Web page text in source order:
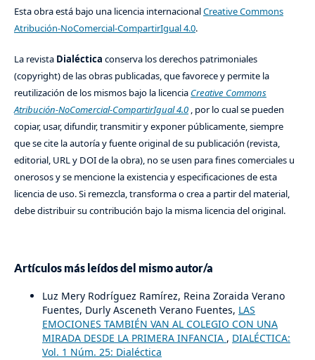
Esta obra está bajo una licencia internacionalCreative Commons
Atribución-NoComercial-CompartirIgual 4.0.
La revista Dialéctica conserva los derechos patrimoniales
(copyright) de las obras publicadas, que favorece y permite la
reutilización de los mismos bajo la licencia Creative Commons
Atribución-NoComercial-CompartirIgual 4.0, por lo cual se pueden
copiar, usar, difundir, transmitir y exponer públicamente, siempre
que se cite la autoría y fuente original de su publicación (revista,
editorial, URL y DOI de la obra), no se usen para fines comerciales u
onerosos y se mencione la existencia y especificaciones de esta
licencia de uso. Si remezcla, transforma o crea a partir del material,
debe distribuir su contribución bajo la misma licencia del original.
Artículos más leídos del mismo autor/a
Luz Mery Rodríguez Ramírez, Reina Zoraida Verano
Fuentes, Durly Asceneth Verano Fuentes, LAS
EMOCIONES TAMBIÉN VAN AL COLEGIO CON UNA
MIRADA DESDE LA PRIMERA INFANCIA , DIALÉCTICA:
Vol. 1 Núm. 25: Dialéctica